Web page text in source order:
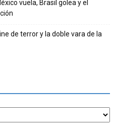
vuela, Brasil golea y el
de terror y la doble vara de la